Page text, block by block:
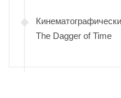
The Dagger of Time